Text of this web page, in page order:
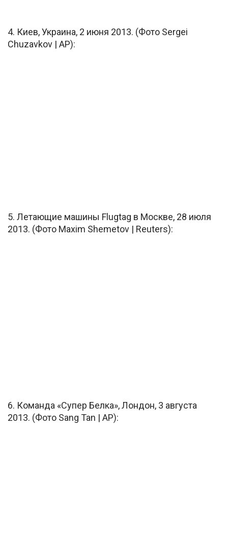
4. Киев, Украина, 2 июня 2013. (Фото Sergei
Chuzavkov | AP):
5. Летающие машины Flugtag в Москве, 28 июля
2013. (Фото Maxim Shemetov | Reuters):
6. Команда «Супер Белка», Лондон, 3 августа
2013. (Фото Sang Tan | AP):